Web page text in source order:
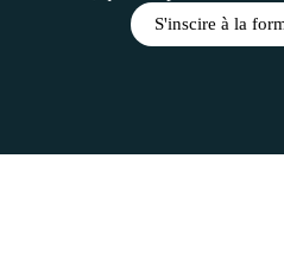
S'inscire à la